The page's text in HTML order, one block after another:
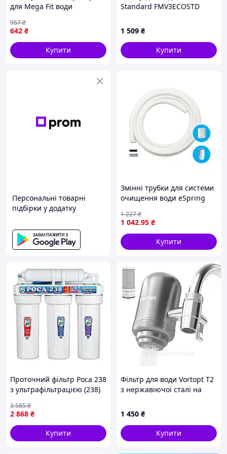
для Mega Fit води
JSQ001, з ресурсом 1500
літрів Nes22/Q
642 ₴
957₴
Купити
Standard FMV3ECOSTD
1 509 ₴
Купити
Персональні товарні
підбірки у додатку
Змінні трубки для системи
очищення води eSpring
1 042.95 ₴
1 227₴
Купити
Проточний фільтр Роса 238
з ультрафільтрацією (238)
2 868 ₴
3 585₴
Купити
Фільтр для води Vortopt T2
з нержавіючої сталі на
очищення, для кухні,
ванни, офісу
1 450 ₴
Купити